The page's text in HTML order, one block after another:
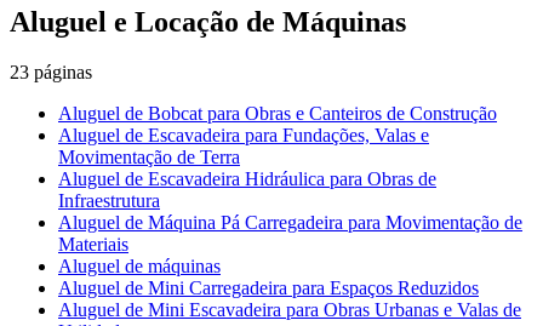
Aluguel e Locação de Máquinas
23 páginas
Aluguel de Bobcat para Obras e Canteiros de Construção
Aluguel de Escavadeira para Fundações, Valas e
Movimentação de Terra
Aluguel de Escavadeira Hidráulica para Obras de
Infraestrutura
Aluguel de Máquina Pá Carregadeira para Movimentação de
Materiais
Aluguel de máquinas
Aluguel de Mini Carregadeira para Espaços Reduzidos
Aluguel de Mini Escavadeira para Obras Urbanas e Valas de